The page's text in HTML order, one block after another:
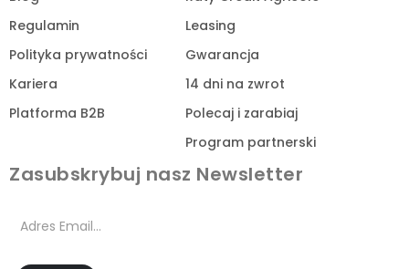
Regulamin
Polityka prywatności
Kariera
Platforma B2B
Leasing
Gwarancja
14 dni na zwrot
Polecaj i zarabiaj
Program partnerski
Zasubskrybuj nasz Newsletter